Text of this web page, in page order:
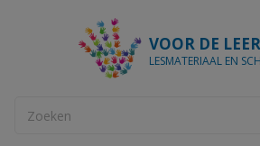
VOOR DE
LESMATERIAAL EN